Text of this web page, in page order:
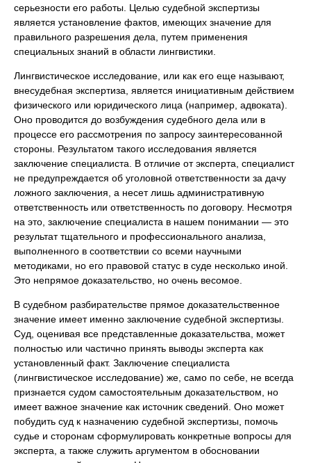
серьезности его работы. Целью судебной экспертизы
является установление фактов, имеющих значение для
правильного разрешения дела, путем применения
специальных знаний в области лингвистики.
Лингвистическое исследование, или как его еще называют,
внесудебная экспертиза, является инициативным действием
физического или юридического лица (например, адвоката).
Оно проводится до возбуждения судебного дела или в
процессе его рассмотрения по запросу заинтересованной
стороны. Результатом такого исследования является
заключение специалиста. В отличие от эксперта, специалист
не предупреждается об уголовной ответственности за дачу
ложного заключения, а несет лишь административную
ответственность или ответственность по договору. Несмотря
на это, заключение специалиста в нашем понимании — это
результат тщательного и профессионального анализа,
выполненного в соответствии со всеми научными
методиками, но его правовой статус в суде несколько иной.
Это непрямое доказательство, но очень весомое.
В судебном разбирательстве прямое доказательственное
значение имеет именно заключение судебной экспертизы.
Суд, оценивая все представленные доказательства, может
полностью или частично принять выводы эксперта как
установленный факт. Заключение специалиста
(лингвистическое исследование) же, само по себе, не всегда
признается судом самостоятельным доказательством, но
имеет важное значение как источник сведений. Оно может
побудить суд к назначению судебной экспертизы, помочь
судье и сторонам сформулировать конкретные вопросы для
эксперта, а также служить аргументом в обосновании